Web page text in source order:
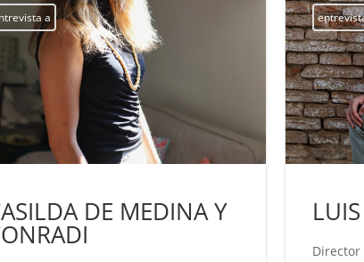
a
DE MEDINA Y
Director